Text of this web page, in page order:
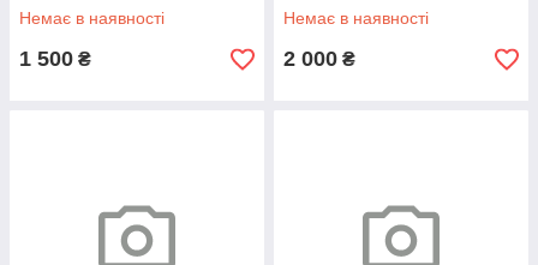
Немає в наявності
1 500 ₴
Немає в наявності
2 000 ₴